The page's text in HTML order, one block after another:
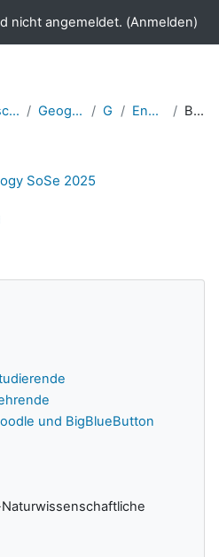
nicht angemeldet. (Anmelden)
Mathematisch-Naturwissenschaftliche Fakultät Geographie und Geologie Geologie EnvHydrogeol 2025 Beschreibung
SoSe 2025
und BigBlueButton